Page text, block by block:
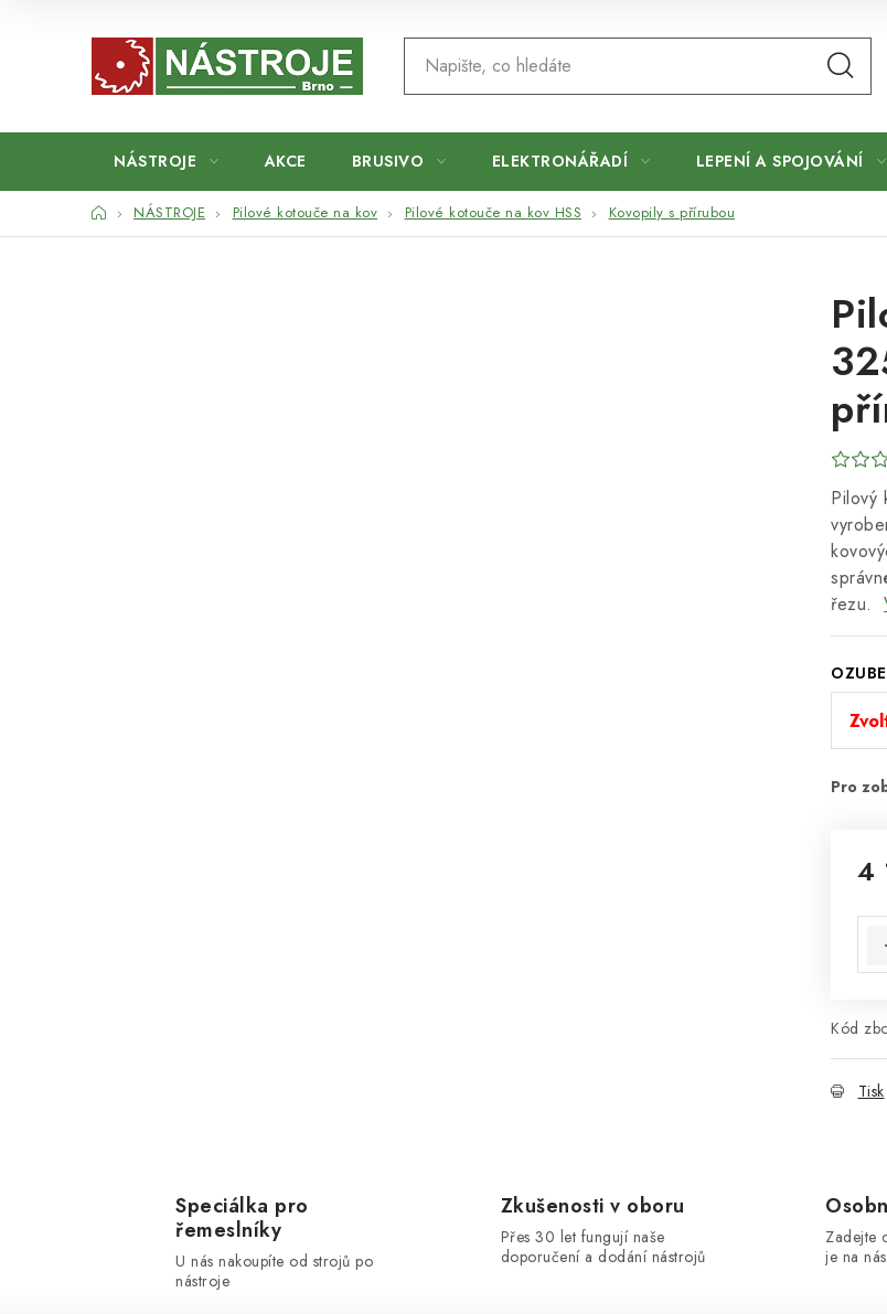
NÁSTROJE AKCE BRUSIVO ELEKTRONÁŘADÍ LEPENÍ A SPOJOVÁNÍ
DomůNÁSTROJE Pilové kotouče na kov Pilové kotouče na kov HSS Kovopily s přírubou
Pilový
řezu.
4
Kód
Tisk
Speciálka pro
řemeslníky
U nás nakoupíte od strojů po
nástroje
Zkušenosti v oboru
Přes 30 let fungují naše
doporučení a dodání nástrojů
Zadejte
je na